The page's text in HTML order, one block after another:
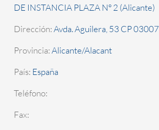
DE INSTANCIA PLAZA Nº 2 (Alicante)
Dirección:Avda. Aguilera, 53 CP 03007
Provincia:Alicante/Alacant
País: España
Teléfono:
Fax: